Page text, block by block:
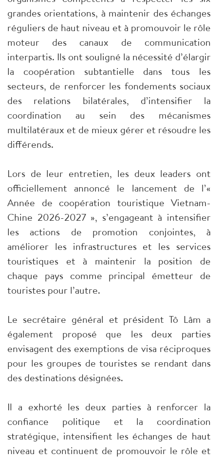
grandes orientations, à maintenir des échanges
réguliers de haut niveau et à promouvoir le rôle
moteur des canaux de communication
interpartis. Ils ont souligné la nécessité d’élargir
la coopération subtantielle dans tous les
secteurs, de renforcer les fondements sociaux
des relations bilatérales, d’intensifier la
coordination au sein des mécanismes
multilatéraux et de mieux gérer et résoudre les
différends.
Lors de leur entretien, les deux leaders ont
officiellement annoncé le lancement de l’«
Année de coopération touristique Vietnam-
Chine 2026-2027 », s’engageant à intensifier
les actions de promotion conjointes, à
améliorer les infrastructures et les services
touristiques et à maintenir la position de
chaque pays comme principal émetteur de
touristes pour l’autre.
Le secrétaire général et président Tô Lâm a
également proposé que les deux parties
envisagent des exemptions de visa réciproques
pour les groupes de touristes se rendant dans
des destinations désignées.
Il a exhorté les deux parties à renforcer la
confiance politique et la coordination
stratégique, intensifient les échanges de haut
niveau et continuent de promouvoir le rôle et